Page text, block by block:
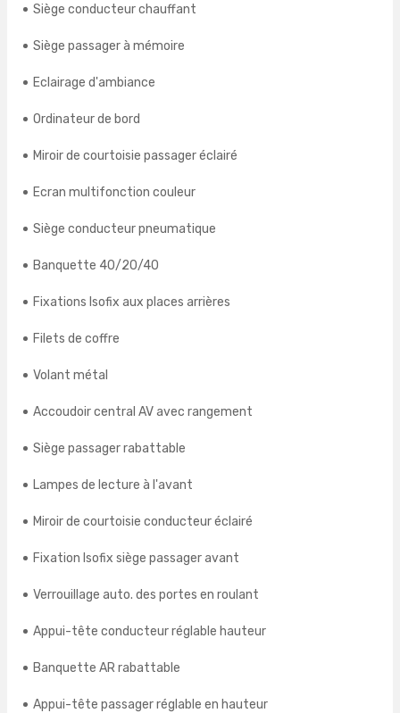
Siège conducteur chauffant
Siège passager à mémoire
Eclairage d'ambiance
Ordinateur de bord
Miroir de courtoisie passager éclairé
Ecran multifonction couleur
Siège conducteur pneumatique
Banquette 40/20/40
Fixations Isofix aux places arrières
Filets de coffre
Volant métal
Accoudoir central AV avec rangement
Siège passager rabattable
Lampes de lecture à l'avant
Miroir de courtoisie conducteur éclairé
Fixation Isofix siège passager avant
Verrouillage auto. des portes en roulant
Appui-tête conducteur réglable hauteur
Banquette AR rabattable
Appui-tête passager réglable en hauteur